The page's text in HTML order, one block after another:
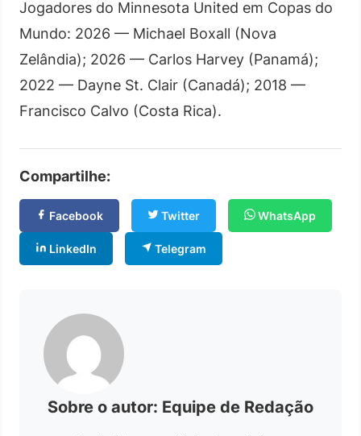
Jogadores do Minnesota United em Copas do
Mundo: 2026 — Michael Boxall (Nova
Zelândia); 2026 — Carlos Harvey (Panamá);
2022 — Dayne St. Clair (Canadá); 2018 —
Francisco Calvo (Costa Rica).
Compartilhe:
Facebook Twitter WhatsApp
LinkedIn Telegram
Sobre o autor: Equipe de Redação